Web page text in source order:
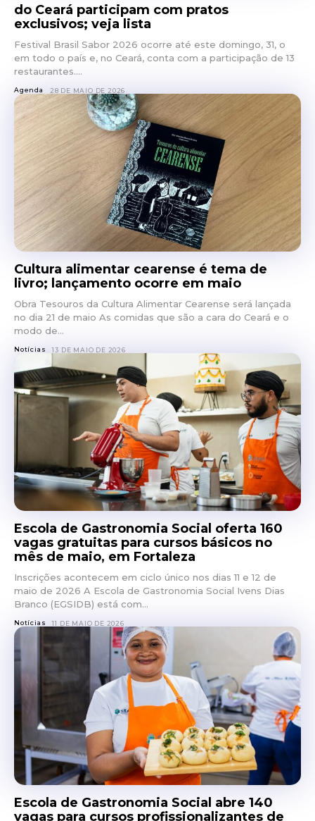
do Ceará participam com pratos
exclusivos; veja lista
Festival Brasil Sabor 2026 ocorre até este domingo, 31, o
em todo o país e, no Ceará, conta com a participação de 13
restaurantes....
Agenda 28 DE MAIO DE 2026
Cultura alimentar cearense é tema de
livro; lançamento ocorre em maio
Obra Tesouros da Cultura Alimentar Cearense será lançada
no dia 21 de maio As comidas que são a cara do Ceará e o
modo de...
Notícias 13 DE MAIO DE 2026
Escola de Gastronomia Social oferta 160
vagas gratuitas para cursos básicos no
mês de maio, em Fortaleza
Inscrições acontecem em ciclo único nos dias 11 e 12 de
maio de 2026 A Escola de Gastronomia Social Ivens Dias
Branco (EGSIDB) está com...
Notícias 11 DE MAIO DE 2026
Escola de Gastronomia Social abre 140
vagas para cursos profissionalizantes de